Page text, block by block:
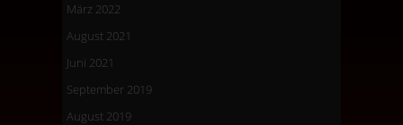
März 2022
August 2021
Juni 2021
September 2019
August 2019